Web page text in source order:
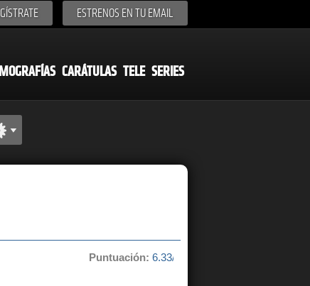
ESTRENOS EN TU EMAIL
CARÁTULAS TELE SERIES
Puntuación: 6.33/10 de 3 votos